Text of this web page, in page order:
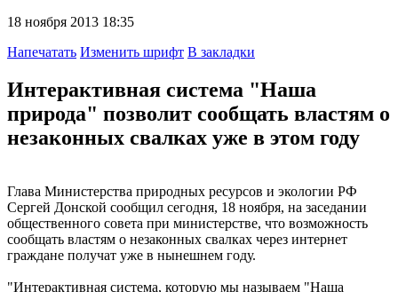
18 ноября 2013 18:35
Напечатать Изменить шрифт В закладки
Интерактивная система "Наша
природа" позволит сообщать властям о
незаконных свалках уже в этом году
Глава Министерства природных ресурсов и экологии РФ
Сергей Донской сообщил сегодня, 18 ноября, на заседании
общественного совета при министерстве, что возможность
сообщать властям о незаконных свалках через интернет
граждане получат уже в нынешнем году.
"Интерактивная система, которую мы называем "Наша